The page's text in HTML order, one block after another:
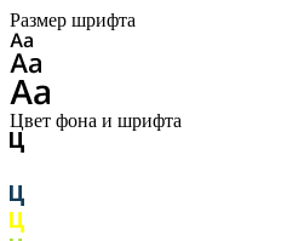
Размер шрифта
Цвет фона и шрифта